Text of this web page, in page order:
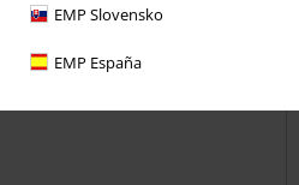
EMP Slovensko
EMP España